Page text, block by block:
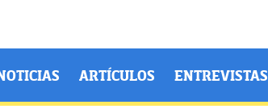
ARTÍCULOS ENTREVISTAS